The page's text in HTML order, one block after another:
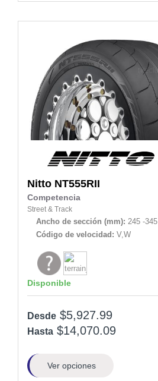
Nitto NT555RII
Competencia
Street & Track
Ancho de sección (mm): 245 -345
Código de velocidad: V,W
Disponible
Desde $5,927.99
Hasta $14,070.09
Ver opciones